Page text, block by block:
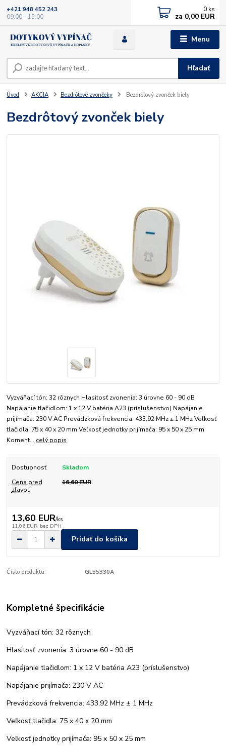
Menu
Hľadať
+421 948 452 243
09:00 - 15:00
0 ks
za 0,00 EUR
Úvod AKCIA Bezdrôtové zvončeky Bezdrôtový zvonček biely
Bezdrôtový zvonček biely
Vyzváňací tón: 32 rôznych Hlasitosť zvonenia: 3 úrovne 60 - 90 dB
Napájanie tlačidlom: 1 x 12 V batéria A23 (príslušenstvo) Napájanie
prijímača: 230 V AC Prevádzková frekvencia: 433,92 MHz ± 1 MHz Veľkosť
tlačidla: 75 x 40 x 20 mm Veľkosť jednotky prijímača: 95 x 50 x 25 mm
Koment... celý popis
Dostupnosť
Skladom
Cena pred
zľavou
16,60 EUR
13,60 EUR/ks
11,06 EUR bez DPH
Pridať do košíka
Číslo produktu: GL55330A
Kompletné špecifikácie
Vyzváňací tón: 32 rôznych
Hlasitosť zvonenia: 3 úrovne 60 - 90 dB
Napájanie tlačidlom: 1 x 12 V batéria A23 (príslušenstvo)
Napájanie prijímača: 230 V AC
Prevádzková frekvencia: 433,92 MHz ± 1 MHz
Veľkosť tlačidla: 75 x 40 x 20 mm
Veľkosť jednotky prijímača: 95 x 50 x 25 mm